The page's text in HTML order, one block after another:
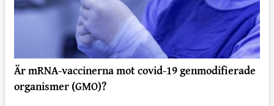
Är mRNA-vaccinerna mot covid-19 genmodifierade
organismer (GMO)?